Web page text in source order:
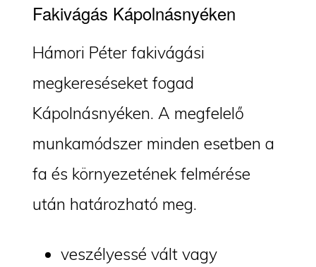
Fakivágás Kápolnásnyéken
Hámori Péter fakivágási
megkereséseket fogad
Kápolnásnyéken. A megfelelő
munkamódszer minden esetben a
fa és környezetének felmérése
után határozható meg.
veszélyessé vált vagy